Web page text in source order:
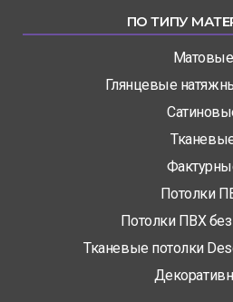
ПО ТИПУ
Матовые
Глянцевые
Потолки
Потолки ПВХ без
Тканевые потолки